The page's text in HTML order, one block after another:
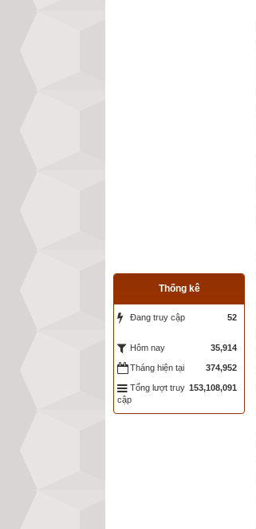
Thống kê
Đang truy cập 52
Hôm nay 35,914
Tháng hiện tại 374,952
Tổng lượt truy
cập
153,108,091